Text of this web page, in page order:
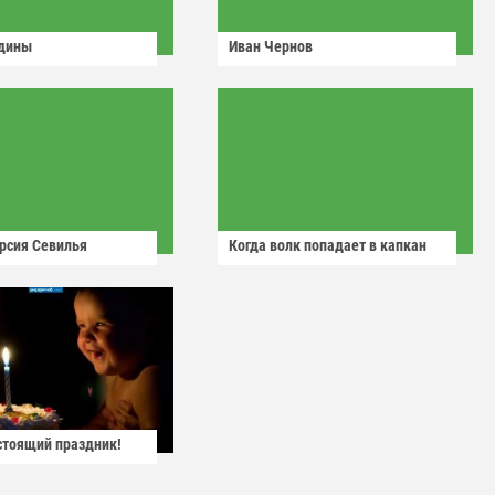
Иван Чернов
Севилья Когда волк попадает в капкан
праздник!